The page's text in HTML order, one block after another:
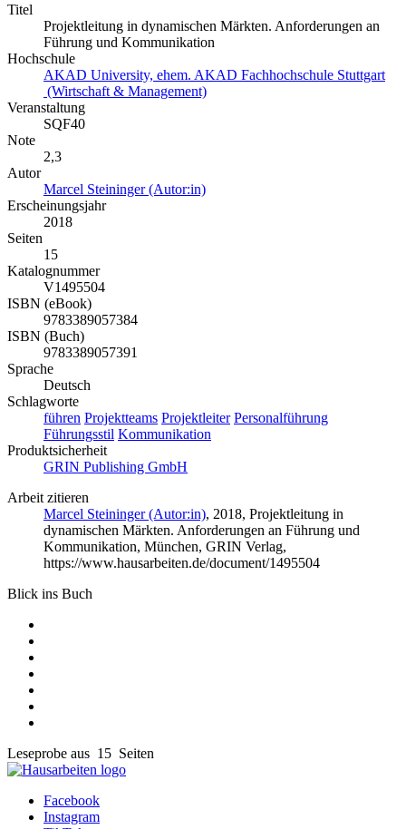
Titel
Projektleitung in dynamischen Märkten. Anforderungen an
Führung und Kommunikation
Hochschule
AKAD University, ehem. AKAD Fachhochschule Stuttgart
(Wirtschaft & Management)
Veranstaltung
SQF40
Note
2,3
Autor
Marcel Steininger (Autor:in)
Erscheinungsjahr
2018
Seiten
15
Katalognummer
V1495504
ISBN (eBook)
9783389057384
ISBN (Buch)
9783389057391
Sprache
Deutsch
Schlagworte
führen Projektteams Projektleiter Personalführung
Führungsstil Kommunikation
Produktsicherheit
GRIN Publishing GmbH
Arbeit zitieren
Marcel Steininger (Autor:in), 2018, Projektleitung in
dynamischen Märkten. Anforderungen an Führung und
Kommunikation, München, GRIN Verlag,
https://www.hausarbeiten.de/document/1495504
Blick ins Buch
Leseprobe aus 15 Seiten
Facebook
Instagram